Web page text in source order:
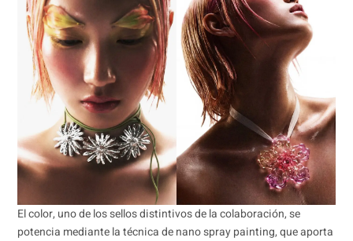
El color, uno de los sellos distintivos de la colaboración, se
potencia mediante la técnica de nano spray painting, que aporta